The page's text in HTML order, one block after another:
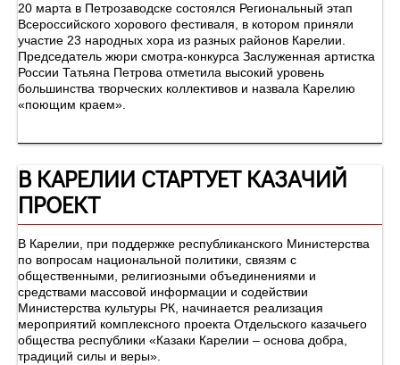
20 марта в Петрозаводске состоялся Региональный этап
Всероссийского хорового фестиваля, в котором приняли
участие 23 народных хора из разных районов Карелии.
Председатель жюри смотра-конкурса Заслуженная артистка
России Татьяна Петрова отметила высокий уровень
большинства творческих коллективов и назвала Карелию
«поющим краем».
В КАРЕЛИИ СТАРТУЕТ КАЗАЧИЙ
ПРОЕКТ
В Карелии, при поддержке республиканского Министерства
по вопросам национальной политики, связям с
общественными, религиозными объединениями и
средствами массовой информации и содействии
Министерства культуры РК, начинается реализация
мероприятий комплексного проекта Отдельского казачьего
общества республики «Казаки Карелии – основа добра,
традиций силы и веры».